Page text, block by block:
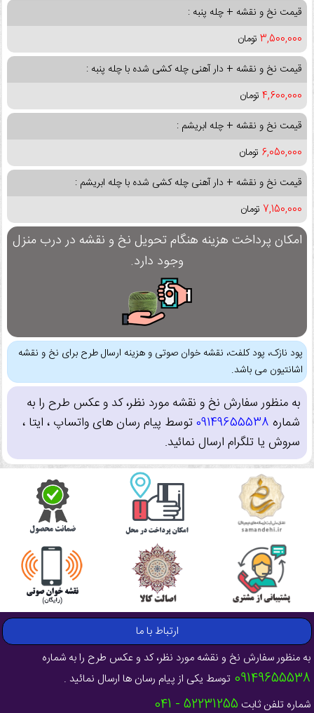
قیمت نخ و نقشه + چله پنبه :
3,500,000 تومان
قیمت نخ و نقشه + دار آهنی چله کشی شده با چله پنبه :
4,600,000 تومان
قیمت نخ و نقشه + چله ابریشم :
6,050,000 تومان
قیمت نخ و نقشه + دار آهنی چله کشی شده با چله ابریشم :
7,150,000 تومان
امکان پرداخت هزینه هنگام تحویل نخ و نقشه در درب منزل
وجود دارد.
پود نازک، پود کلفت، نقشه خوان صوتی و هزینه ارسال طرح برای نخ و نقشه
اشانتیون می باشد.
به منظور سفارش نخ و نقشه مورد نظر، کد و عکس طرح را به
شماره 09149655538توسط پیام رسان های واتساپ ، ایتا ،
سروش یا تلگرام ارسال نمائید.
ارتباط با ما
به منظور سفارش نخ و نقشه مورد نظر، کد و عکس طرح را به شماره
09149655538 توسط یکی از پیام رسان ها ارسال نمائید .
شماره تلفن ثابت 52231255 - 041